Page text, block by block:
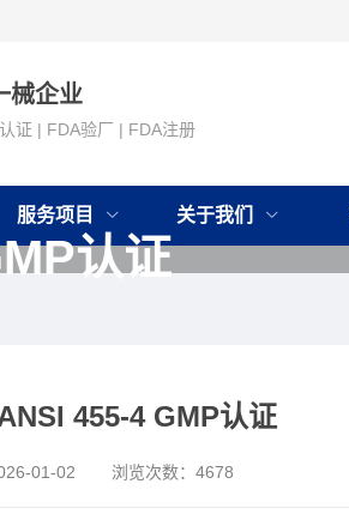
械企业
证 | FDA验厂 | FDA注册
服务项目 关于我们
认证
455-4 GMP认证
01-02 浏览次数： 4678